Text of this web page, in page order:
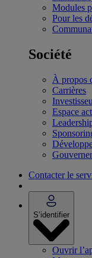
Modules
Pour les
Société
À propos
Carrières
Espace
Contacter le
S’identifier
Ouvrir